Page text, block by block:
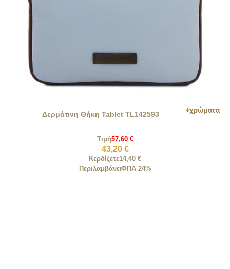
Δερμάτινη Θήκη Tablet TL142593
Τιμή57,60 €
43,20 €
Κερδίζετε14,40 €
ΠεριλαμβάνειΦΠΑ 24%